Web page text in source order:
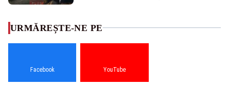
URMĂREȘTE-NE PE
Facebook YouTube